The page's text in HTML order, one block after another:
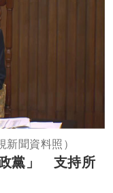
聞資料照）
黨」 支持所